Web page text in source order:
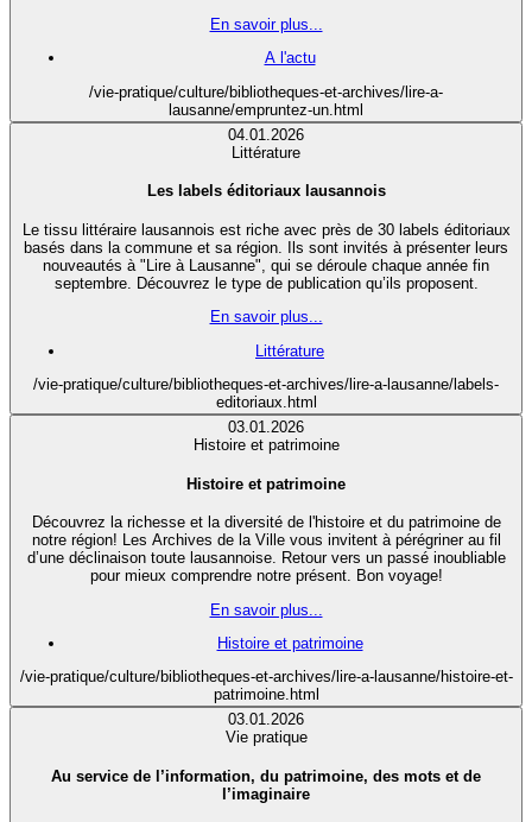
En savoir plus...
A l'actu
/vie-pratique/culture/bibliotheques-et-archives/lire-a-
lausanne/empruntez-un.html
04.01.2026
Littérature
Les labels éditoriaux lausannois
Le tissu littéraire lausannois est riche avec près de 30 labels éditoriaux
basés dans la commune et sa région. Ils sont invités à présenter leurs
nouveautés à "Lire à Lausanne", qui se déroule chaque année fin
septembre. Découvrez le type de publication qu’ils proposent.
En savoir plus...
Littérature
/vie-pratique/culture/bibliotheques-et-archives/lire-a-lausanne/labels-
editoriaux.html
03.01.2026
Histoire et patrimoine
Histoire et patrimoine
Découvrez la richesse et la diversité de l'histoire et du patrimoine de
notre région! Les Archives de la Ville vous invitent à pérégriner au fil
d’une déclinaison toute lausannoise. Retour vers un passé inoubliable
pour mieux comprendre notre présent. Bon voyage!
En savoir plus...
Histoire et patrimoine
/vie-pratique/culture/bibliotheques-et-archives/lire-a-lausanne/histoire-et-
patrimoine.html
03.01.2026
Vie pratique
Au service de l’information, du patrimoine, des mots et de
l’imaginaire